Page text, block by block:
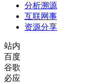
分析溯源
互联网事
资源分享
站内
百度
谷歌
必应